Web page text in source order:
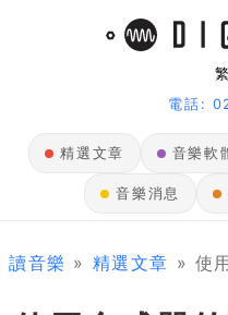
電話:
精選文章 音樂軟
音樂消息
讀音樂 » 精選文章 » 使